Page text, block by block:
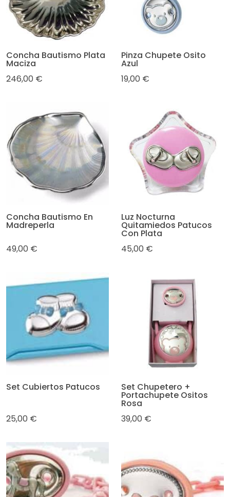
Concha Bautismo Plata
Maciza
246,00 €
Pinza Chupete Osito
Azul
19,00 €
Concha Bautismo En
Madreperla
49,00 €
Luz Nocturna
Quitamiedos Patucos
Con Plata
45,00 €
Set Cubiertos Patucos
25,00 €
Set Chupetero +
Portachupete Ositos
Rosa
39,00 €